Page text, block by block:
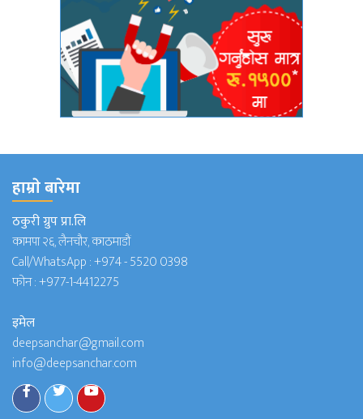
हाम्राे बारेमा
ठकुरी ग्रुप प्रा.लि
कामपा २६, लैनचौर, काठमाडौं
Call/WhatsApp :+974 - 5520 0398
फोन :+977-1-4412275
इमेल
deepsanchar@gmail.com
info@deepsanchar.com